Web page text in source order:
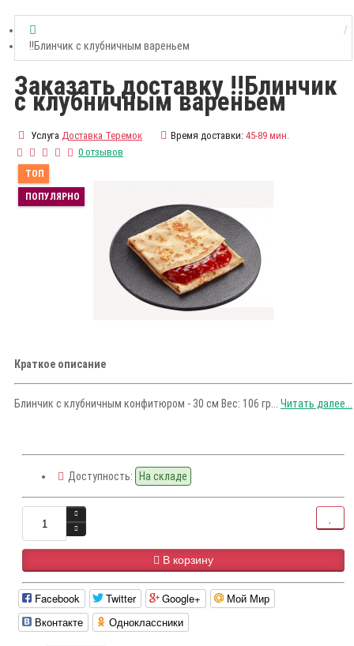
!!Блинчик с клубничным вареньем
Заказать доставку !!Блинчик
с клубничным вареньем
Услуга Доставка Теремок Время доставки: 45-89 мин.
0 отзывов
ТОП
ПОПУЛЯРНО
Краткое описание
Блинчик с клубничным конфитюром - 30 см Вес: 106 гр... Читать далее...
Доступность: На складе
В корзину
Facebook Twitter Google+
Мой Мир
Вконтакте
Одноклассники